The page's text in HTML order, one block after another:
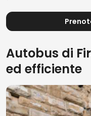
Autobus di
ed efficiente